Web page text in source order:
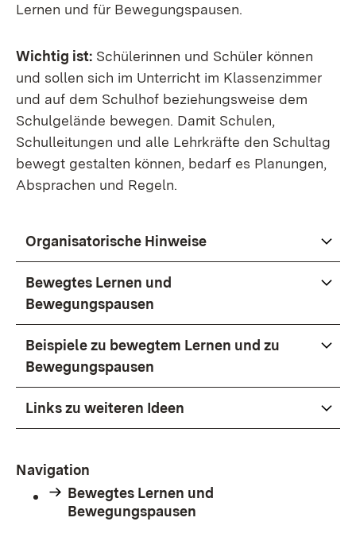
Lernen und für Bewegungspausen.
Wichtig ist: Schülerinnen und Schüler können
und sollen sich im Unterricht im Klassenzimmer
und auf dem Schulhof beziehungsweise dem
Schulgelände bewegen. Damit Schulen,
Schulleitungen und alle Lehrkräfte den Schultag
bewegt gestalten können, bedarf es Planungen,
Absprachen und Regeln.
Organisatorische Hinweise
Bewegtes Lernen und
Bewegungspausen
Beispiele zu bewegtem Lernen und zu
Bewegungspausen
Links zu weiteren Ideen
Navigation
Bewegtes Lernen und
Bewegungspausen